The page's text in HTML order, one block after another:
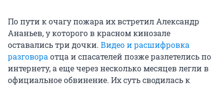
По пути к очагу пожара их встретил Александр
Ананьев, у которого в красном кинозале
оставались три дочки. Видеои расшифровка
разговораотца и спасателей позже разлетелись по
интернету, а еще через несколько месяцев легли в
официальное обвинение. Их суть сводилась к